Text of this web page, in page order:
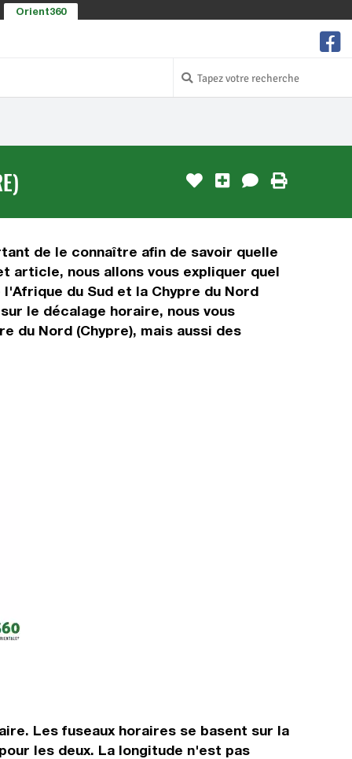
Orient360
de le connaître afin de savoir quelle
article, nous allons vous expliquer quel
du Sud et la Chypre du Nord
le décalage horaire, nous vous
du Nord (Chypre), mais aussi des
Les fuseaux horaires se basent sur la
les deux. La longitude n'est pas